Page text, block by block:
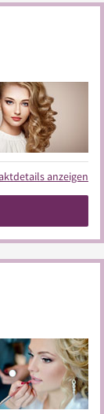
anzeigen